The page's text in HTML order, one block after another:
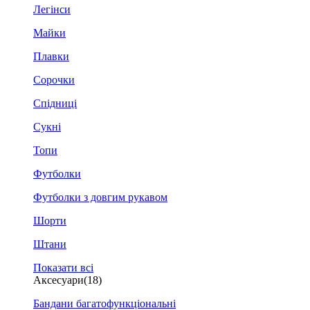
Легінси
Майки
Плавки
Сорочки
Спідниці
Сукні
Топи
Футболки
Футболки з довгим рукавом
Шорти
Штани
Показати всі
Аксесуари(18)
Бандани багатофункціональні